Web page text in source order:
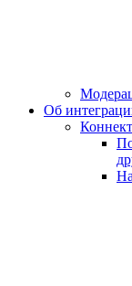
Об